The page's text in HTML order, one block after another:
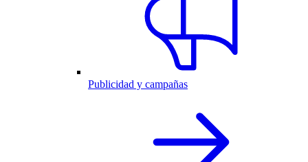
Publicidad y campañas